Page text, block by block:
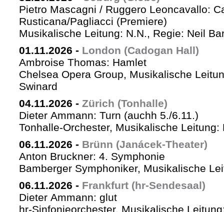
Pietro Mascagni / Ruggero Leoncavallo:
Rusticana/Pagliacci (Premiere)
Musikalische Leitung: N.N., Regie: Neil
01.11.2026 - London (Cadogan Hall)
Ambroise Thomas: Hamlet
Chelsea Opera Group, Musikalische
Swinard
04.11.2026 - Zürich (Tonhalle)
Dieter Ammann: Turn (auchh 5./6.11.)
Tonhalle-Orchester, Musikalische Leitung:
06.11.2026 - Brünn (Janácek-Theater)
Anton Bruckner: 4. Symphonie
Bamberger Symphoniker, Musikalische
06.11.2026 - Frankfurt (hr-Sendesaal)
Dieter Ammann: glut
hr-Sinfonieorchester, Musikalische